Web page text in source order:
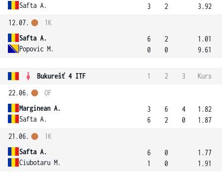
Safta A.
3
2
3.92
12.07.
Safta A.
Popovic M.
1K
6
0
2
0
1.01
9.61
Bukurešť 4 ITF 1 2 3
Kurs
22.06.
Marginean A.
Safta A.
OF
3
6
6
2
4
0
1.82
1.87
21.06.
Safta A.
Ciubotaru M.
1K
6
1
0
0
1.77
1.91